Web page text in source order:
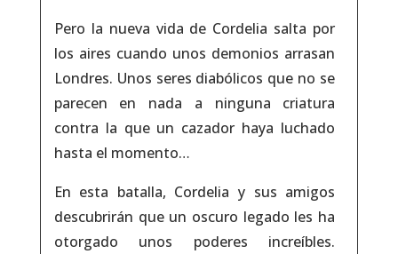
Pero la nueva vida de Cordelia salta por
los aires cuando unos demonios arrasan
Londres. Unos seres diabólicos que no se
parecen en nada a ninguna criatura
contra la que un cazador haya luchado
hasta el momento…
En esta batalla, Cordelia y sus amigos
descubrirán que un oscuro legado les ha
otorgado unos poderes increíbles.